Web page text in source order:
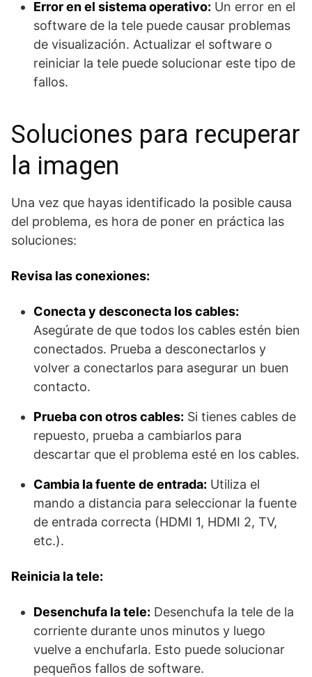
Error en el sistema operativo: Un error en el
software de la tele puede causar problemas
de visualización. Actualizar el software o
reiniciar la tele puede solucionar este tipo de
fallos.
Soluciones para recuperar
la imagen
Una vez que hayas identificado la posible causa
del problema, es hora de poner en práctica las
soluciones:
Revisa las conexiones:
Conecta y desconecta los cables:
Asegúrate de que todos los cables estén bien
conectados. Prueba a desconectarlos y
volver a conectarlos para asegurar un buen
contacto.
Prueba con otros cables: Si tienes cables de
repuesto, prueba a cambiarlos para
descartar que el problema esté en los cables.
Cambia la fuente de entrada: Utiliza el
mando a distancia para seleccionar la fuente
de entrada correcta (HDMI 1, HDMI 2, TV,
etc.).
Reinicia la tele:
Desenchufa la tele: Desenchufa la tele de la
corriente durante unos minutos y luego
vuelve a enchufarla. Esto puede solucionar
pequeños fallos de software.